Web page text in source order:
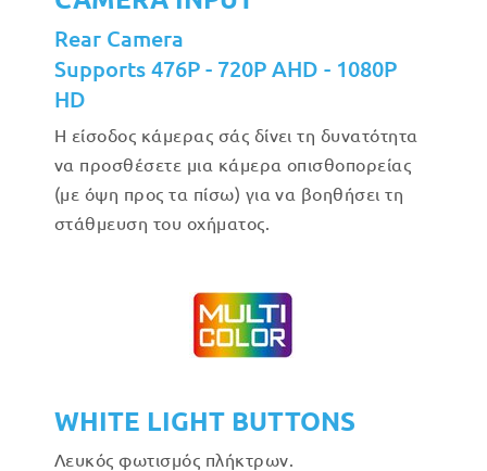
Rear Camera
Supports 476P - 720P AHD - 1080P
HD
Η είσοδος κάμερας σάς δίνει τη δυνατότητα
να προσθέσετε μια κάμερα οπισθοπορείας
(με όψη προς τα πίσω) για να βοηθήσει τη
στάθμευση του οχήματος.
WHITE LIGHT BUTTONS
Λευκός φωτισμός πλήκτρων.